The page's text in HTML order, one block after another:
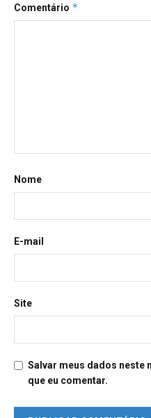
Comentário *
Nome
E-mail
Site
Salvar meus dados neste
que eu comentar.